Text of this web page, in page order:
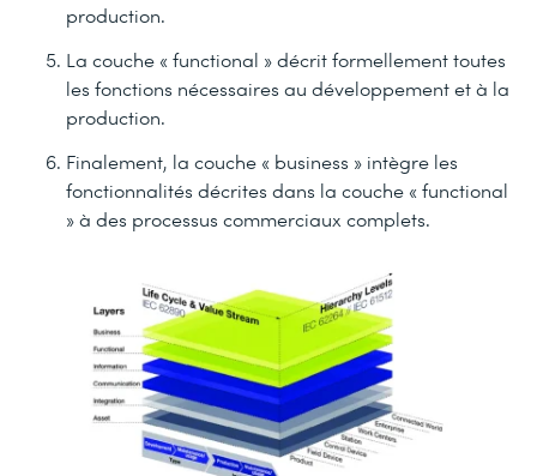
production.
La couche « functional » décrit formellement toutes
les fonctions nécessaires au développement et à la
production.
Finalement, la couche « business » intègre les
fonctionnalités décrites dans la couche « functional
» à des processus commerciaux complets.